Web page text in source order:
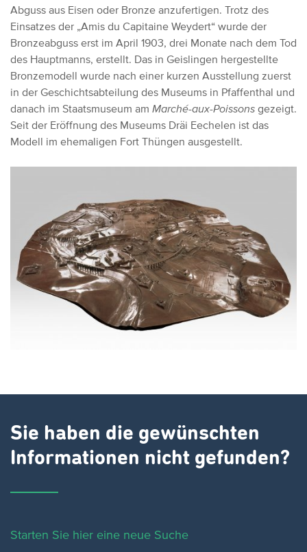
Abguss aus Eisen oder Bronze anzufertigen. Trotz des
Einsatzes der „Amis du Capitaine Weydert“ wurde der
Bronzeabguss erst im April 1903, drei Monate nach dem Tod
des Hauptmanns, erstellt. Das in Geislingen hergestellte
Bronzemodell wurde nach einer kurzen Ausstellung zuerst
in der Geschichtsabteilung des Museums in Pfaffenthal und
danach im Staatsmuseum am Marché-aux-Poissons gezeigt.
Seit der Eröffnung des Museums Dräi Eechelen ist das
Modell im ehemaligen Fort Thüngen ausgestellt.
Sie haben die gewünschten
Informationen nicht gefunden?
Starten Sie hier eine neue Suche